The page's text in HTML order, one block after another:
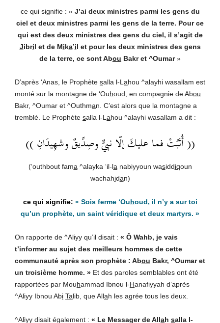
ce qui signifie : « J’ai deux ministres parmi les gens du
ciel et deux ministres parmi les gens de la terre. Pour ce
qui est des deux ministres des gens du ciel, il s’agit de
Jibril et de Mika’il et pour les deux ministres des gens
de la terre, ce sont Abou Bakr et ^Oumar»
D’après ‘Anas, le Prophète salla l-L ahou ^alayhi wasallam est
monté sur la montagne de ‘Ouhoud, en compagnie de Abou
Bakr, ^Oumar et ^Outhman. C’est alors que la montagne a
tremblé. Le Prophète salla l-L ahou ^alayhi wasallam a dit :
(( أُثبُتْ فما عليكَ إلّا نبيٌّ وصِدِّيقٌ وشهِيدَانِ ))
(‘outhbout fama ^alayka ‘il-la nabiyyoun wasiddiqoun
wachahidan)
« Sois ferme ‘Ouhoud, il n’y a sur toi
qu’un prophète, un saint véridique et deux martyrs. »
On rapporte de ^Aliyy qu’il disait : « Ô Wahb, je vais
t’informer au sujet des meilleurs hommes de cette
communauté après son prophète : Abou Bakr, ^Oumar et
un troisième homme. » Et des paroles semblables ont été
rapportées par Mouhammad Ibnou l-Hanafiyyah d’après
^Aliyy Ibnou Abi Talib, que Allah les agrée tous les deux.
^Aliyy disait également : « Le Messager de Allah salla l-